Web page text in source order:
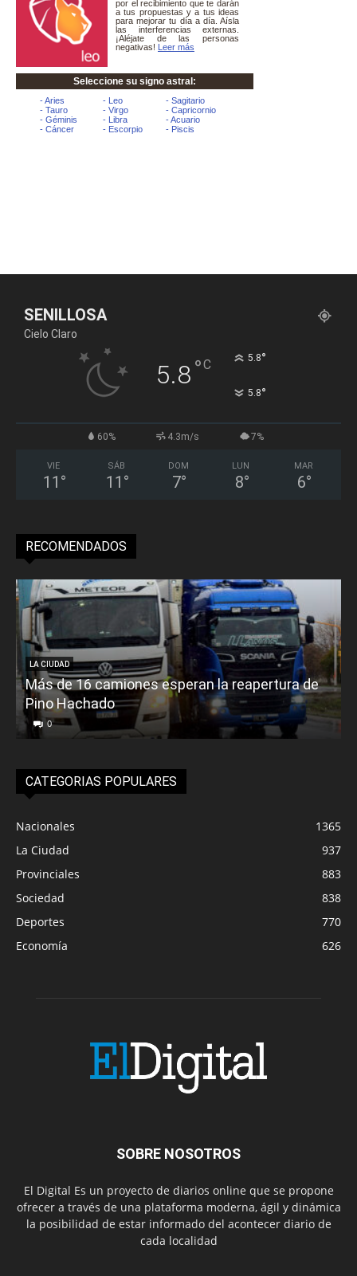
SENILLOSA
Cielo Claro
5.8°C 5.8°
5.8°
60% 4.3m/s 7%
VIE
11 °
SÁB
11 °
DOM
7°
LUN
8°
MAR
6°
RECOMENDADOS
LA CIUDAD
Más de 16 camiones esperan la reapertura de
Pino Hachado
0
CATEGORIAS POPULARES
Nacionales
1365
La Ciudad
937
Provinciales
883
Sociedad
838
Deportes
770
Economía
626
SOBRE NOSOTROS
El Digital Es un proyecto de diarios online que se propone
ofrecer a través de una plataforma moderna, ágil y dinámica
la posibilidad de estar informado del acontecer diario de
cada localidad